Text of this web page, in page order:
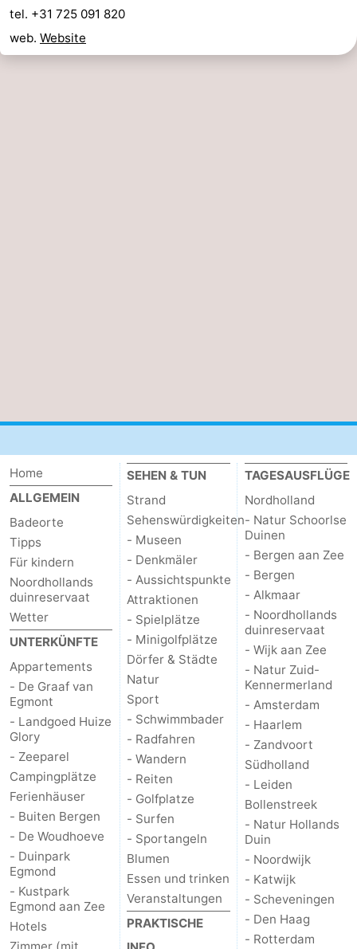
Wandern
-
Reiten
-
Adressen
Region
-
Natur
Schoorlse
-
Bergen
Zee
-
Alkmaar
-
Noordhollands
duinreservaat
-
Wijk
aan
Zee
-
Natur
Zuid-
Kennermerland
-
Amsterdam
-
Haarlem
-
Zandvoort
Südholland
-
tel. +31 725 091 820
web. Website
Home
ALLGEMEIN
Badeorte
Tipps
Für kindern
Noordhollands
duinreservaat
Wetter
UNTERKÜNFTE
Appartements
- De Graaf van
Egmont
- Landgoed Huize
Glory
- Zeeparel
Campingplätze
Ferienhäuser
- Buiten Bergen
- De Woudhoeve
- Duinpark
Egmond
- Kustpark
Egmond aan Zee
Hotels
Zimmer (mit
SEHEN & TUN
Strand
Sehenswürdigkeiten
- Museen
- Denkmäler
- Aussichtspunkte
Attraktionen
- Spielplätze
- Minigolfplätze
Dörfer & Städte
Natur
Sport
- Schwimmbader
- Radfahren
- Wandern
- Reiten
- Golfplatze
- Surfen
- Sportangeln
Blumen
Essen und trinken
Veranstaltungen
PRAKTISCHE
TAGESAUSFLÜGE
Nordholland
- Natur Schoorlse
Duinen
- Bergen aan Zee
- Bergen
- Alkmaar
- Noordhollands
duinreservaat
- Wijk aan Zee
- Natur Zuid-
Kennermerland
- Amsterdam
- Haarlem
- Zandvoort
Südholland
- Leiden
Bollenstreek
- Natur Hollands
Duin
- Noordwijk
- Katwijk
- Scheveningen
- Den Haag
- Rotterdam